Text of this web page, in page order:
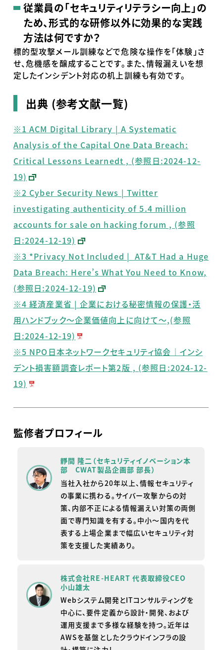
従業員の「セキュリティリテラシー向上」の
ため、形式的な研修以外に効果的な実践
方法は何ですか？
標的型攻撃メール訓練などで危険な操作を「体験」さ
せ、危機感を醸成することです。また、情報漏えいを想
定したインシデント対応の机上訓練も有効です。
出典 (参考文献一覧)
※1 ACM Digital Library | A Systematic
Analysis of the Capital One Data Breach:
Critical Lessons Learnedt , (参照日:2024-12-
19)
※2 Cyber Security News | Twitter
investigating authenticity of 5.4 million
accounts for sale on hacking forum , (参照
日:2024-12-19)
※3 *Privacy Not Included | AT&T Had a Huge
Data Breach: Here’s What You Need to Know,
(参照日:2024-12-19)
※4 経済産業省 | 企業における秘密情報の保護・活
用ハンドブック～企業価値向上に向けて～,(参照
日:2024-12-19)
※5 NPO日本ネットワークセキュリティ協会｜インシ
デント損害額調査レポート第2版 , (参照日:2024-12-
19)
監修者プロフィール
靜間 隆二（セキュリティイノベーション本
部 CWAT製品企画部 部長）
当社入社から20年以上、情報セキュリティ
の事業に携わる。サイバー攻撃からの対
策、内部不正による情報漏えい対策の両側
面で専門知識を有する。中小～国内を代
表する上場企業まで幅広いセキュリティ対
策を支援した実績あり。
株式会社RE-HEART 代表取締役CEO
小山雄太
Webシステム開発とITコンサルティングを
中心に、要件定義から設計・開発、および
運用支援まで多様な経験を持つ。近年は
AWSを基盤としたクラウドインフラの設